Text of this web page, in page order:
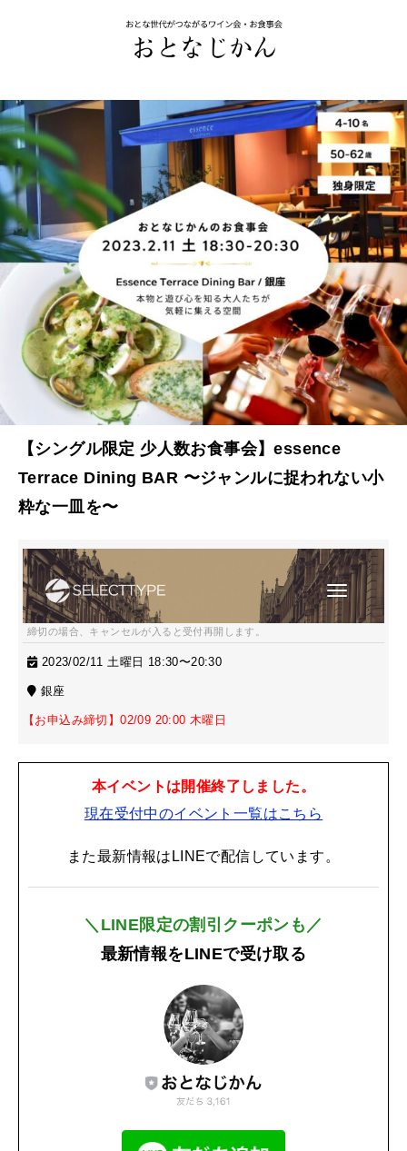
【シングル限定 少人数お食事会】essence
Terrace Dining BAR 〜ジャンルに捉われない小
粋な一皿を〜
締切の場合、キャンセルが入ると受付再開します。
2023/02/11 土曜日 18:30〜20:30
銀座
【お申込み締切】02/09 20:00 木曜日
本イベントは開催終了しました。
現在受付中のイベント一覧はこちら
また最新情報はLINEで配信しています。
＼LINE限定の割引クーポンも／
最新情報をLINEで受け取る